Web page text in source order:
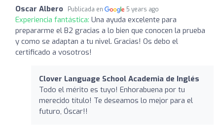
Oscar Albero Publicada en 5 years ago
Experiencia fantástica: Una ayuda excelente para
prepararme el B2 gracias a lo bien que conocen la prueba
y como se adaptan a tu nivel. Gracias! Os debo el
certificado a vosotros!
Clover Language School Academia de Inglés
Todo el mérito es tuyo! Enhorabuena por tu
merecido título! Te deseamos lo mejor para el
futuro, Óscar!!